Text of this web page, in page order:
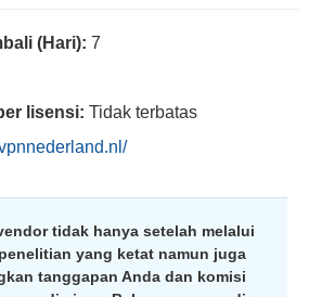
(Hari): 7
lisensi: Tidak terbatas
tidak hanya setelah melalui
yang ketat namun juga
tanggapan Anda dan komisi